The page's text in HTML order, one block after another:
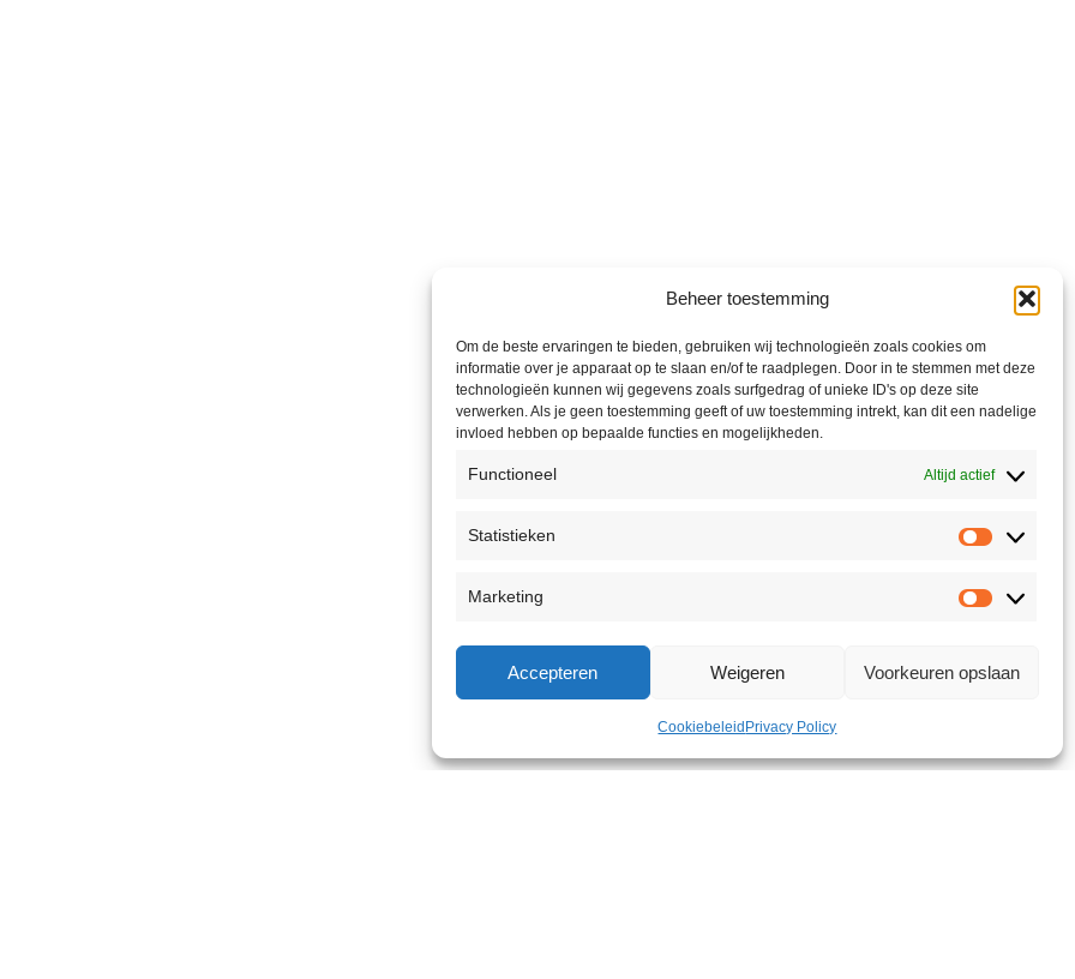
Beheer toestemming
Om de beste ervaringen te bieden, gebruiken wij technologieën zoals cookies om
informatie over je apparaat op te slaan en/of te raadplegen. Door in te stemmen met deze
technologieën kunnen wij gegevens zoals surfgedrag of unieke ID's op deze site
verwerken. Als je geen toestemming geeft of uw toestemming intrekt, kan dit een nadelige
invloed hebben op bepaalde functies en mogelijkheden.
Functioneel Altijd actief
Statistieken
Marketing
Accepteren Weigeren Voorkeuren opslaan
Cookiebeleid Privacy Policy